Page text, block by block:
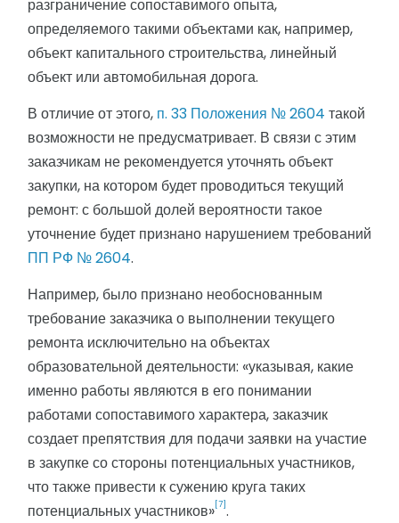
разграничение сопоставимого опыта,
определяемого такими объектами как, например,
объект капитального строительства, линейный
объект или автомобильная дорога.
В отличие от этого, п. 33 Положения № 2604 такой
возможности не предусматривает. В связи с этим
заказчикам не рекомендуется уточнять объект
закупки, на котором будет проводиться текущий
ремонт: с большой долей вероятности такое
уточнение будет признано нарушением требований
ПП РФ № 2604.
Например, было признано необоснованным
требование заказчика о выполнении текущего
ремонта исключительно на объектах
образовательной деятельности: «указывая, какие
именно работы являются в его понимании
работами сопоставимого характера, заказчик
создает препятствия для подачи заявки на участие
в закупке со стороны потенциальных участников,
что также привести к сужению круга таких
потенциальных участников»[7].